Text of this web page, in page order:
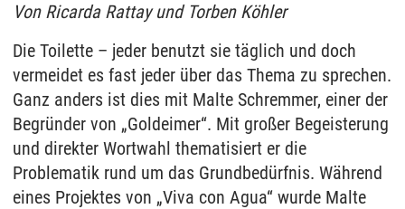
Von Ricarda Rattay und Torben Köhler
Die Toilette – jeder benutzt sie täglich und doch
vermeidet es fast jeder über das Thema zu sprechen.
Ganz anders ist dies mit Malte Schremmer, einer der
Begründer von „Goldeimer“. Mit großer Begeisterung
und direkter Wortwahl thematisiert er die
Problematik rund um das Grundbedürfnis. Während
eines Projektes von „Viva con Agua“ wurde Malte